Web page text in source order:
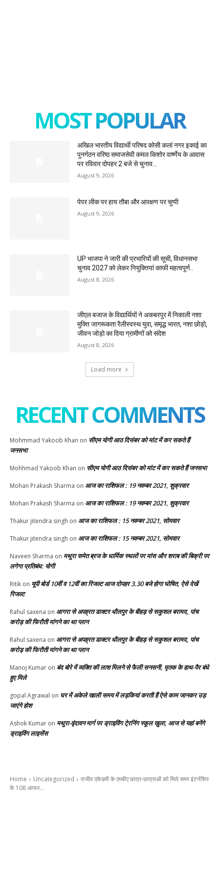
MOST POPULAR
अखिल भारतीय विद्यार्थी परिषद कोसी कलां नगर इकाई का
पुनर्गठन वरिष्ठ समाजसेवी कमल किशोर वार्ष्णेय के आवास
पर रविवार दोपहर 2 बजे से चुनाव...
August 9, 2026
पेपर लीक पर हाय तौबा और आरक्षण पर चुप्पी
August 9, 2026
UP भाजपा ने जारी की प्रभारियों की सूची, विधानसभा
चुनाव 2027 को लेकर नियुक्तियां काफी महत्वपूर्ण..
August 8, 2026
जीएल बजाज के विद्यार्थियों ने अकबरपुर में निकाली नशा
मुक्ति जागरूकता रैलीस्वस्थ युवा, समृद्ध भारत, नशा छोड़ो,
जीवन जोड़ो का दिया ग्रामीणों को संदेश
August 8, 2026
Load more
RECENT COMMENTS
Mohmmad Yakoob Khan on सीएम योगी आठ दिसंबर को मांट में कर सकते हैं
जनसभा
Mohhmad Yakoob Khan on सीएम योगी आठ दिसंबर को मांट में कर सकते हैं जनसभा
Mohan Prakash Sharma on आज का राशिफल : 19 नवम्बर 2021, शुक्रवार
Mohan Prakash Sharma on आज का राशिफल : 19 नवम्बर 2021, शुक्रवार
Thakur jitendra singh on आज का राशिफल : 15 नवम्बर 2021, सोमवार
Thakur jitendra singh on आज का राशिफल : 15 नवम्बर 2021, सोमवार
Naveen Sharma on मथुरा समेत ब्रज के धार्मिक स्थलों पर मांस और शराब की बिक्री पर
लगेगा प्रतिबंध: योगी
Ritik on यूपी बोर्ड 10वीं व 12वीं का रिजल्ट आज दोपहर 3.30 बजे होगा घोषित, ऐसे देखें
रिजल्ट
Rahul saxena on आगरा से अपह्रत डाक्टर धौलपुर के बीहड़ से सकुशल बरामद, पांच
करोड़ की फिरौती मांगने का था प्लान
Rahul saxena on आगरा से अपह्रत डाक्टर धौलपुर के बीहड़ से सकुशल बरामद, पांच
करोड़ की फिरौती मांगने का था प्लान
Manoj Kumar on बंद बोरे में व्यक्ति की लाश मिलने से फैली सनसनी, मृतक के हाथ-पैर बंधे
हुए मिले
gopal Agrawal on घर में अकेले खाली समय में लड़कियां करती हैं ऐसे काम जानकर उड़
जाएंगे होश
Ashok Kumar on मथुरा-वृंदावन मार्ग पर ड्राइविंग टे्रनिंग स्कूल खुला, आज से यहां बनेंगे
ड्राइविंग लाइसेंस